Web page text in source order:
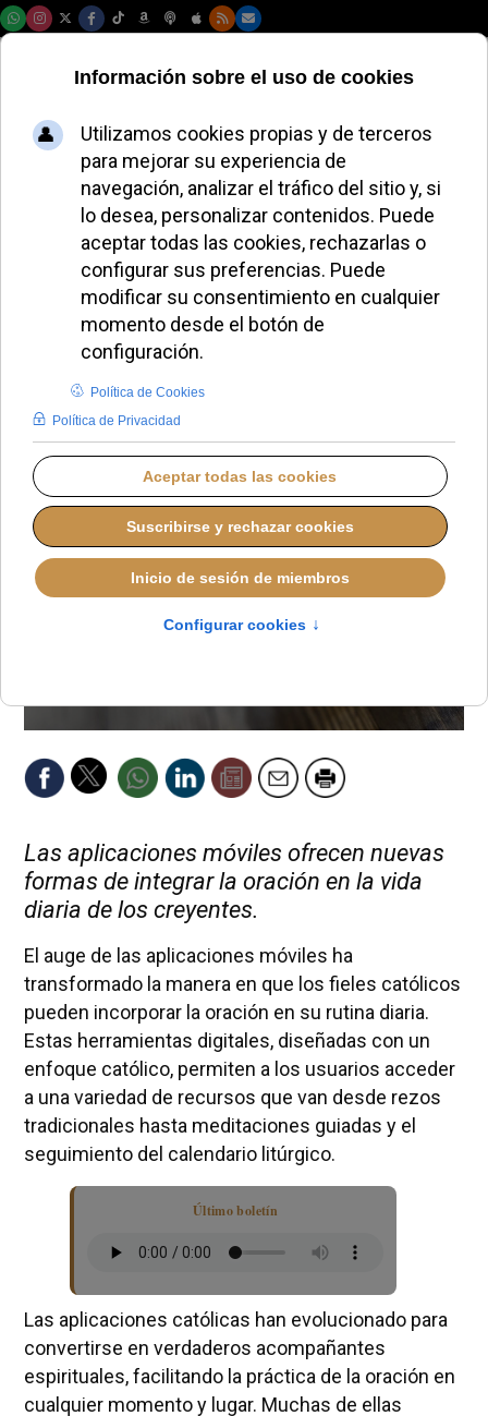
Las mejores apps
católicas para rezar
cada día desde el
móvil
JAVIER RUIZ ARREGUI
IDENTIDAD CRISTIANA
LUNES, 27 ABRIL 2026 09:35
Las aplicaciones móviles ofrecen nuevas
formas de integrar la oración en la vida
diaria de los creyentes.
El auge de las aplicaciones móviles ha
transformado la manera en que los fieles católicos
pueden incorporar la oración en su rutina diaria.
Estas herramientas digitales, diseñadas con un
enfoque católico, permiten a los usuarios acceder
a una variedad de recursos que van desde rezos
tradicionales hasta meditaciones guiadas y el
seguimiento del calendario litúrgico.
Último boletín
Las aplicaciones católicas han evolucionado para
convertirse en verdaderos acompañantes
espirituales, facilitando la práctica de la oración en
cualquier momento y lugar. Muchas de ellas